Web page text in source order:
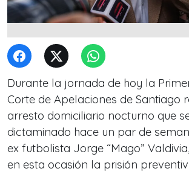
Durante la jornada de hoy la
Corte de Apelaciones de Santiago
arresto domiciliario nocturno que
dictaminado hace un par de
ex futbolista Jorge “Mago”
en esta ocasión la prisión